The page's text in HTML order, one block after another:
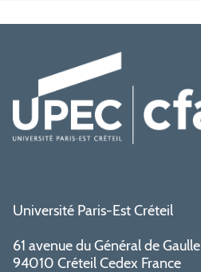
Université Paris-Est Créteil
61 avenue du Général de Gaulle
94010 Créteil Cedex France